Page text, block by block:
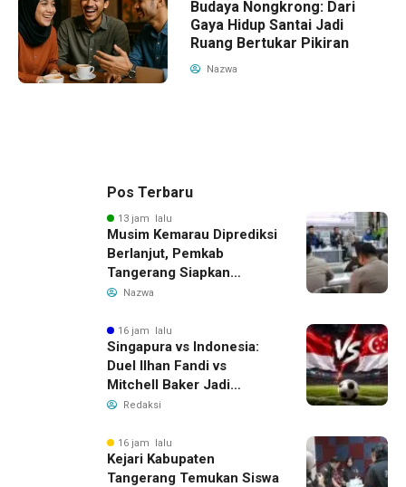
Budaya Nongkrong: Dari
Gaya Hidup Santai Jadi
Ruang Bertukar Pikiran
Nazwa
Pos Terbaru
13 jam lalu
Musim Kemarau Diprediksi
Berlanjut, Pemkab
Tangerang Siapkan
Langkah Antisipasi Krisis
Nazwa
16 jam lalu
Singapura vs Indonesia:
Duel Ilhan Fandi vs
Mitchell Baker Jadi
Sorotan di Piala AFF 2026
Redaksi
16 jam lalu
Kejari Kabupaten
Tangerang Temukan Siswa